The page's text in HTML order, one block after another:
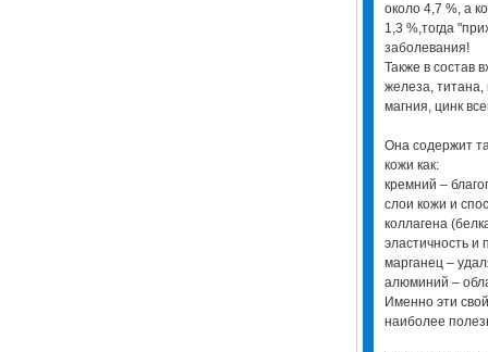
около 4,7 %, а
1,3 %,тогда
заболевания!
Также в состав
железа, титана,
магния, цинк
Она содержит
кожи как:
кремний –
слои кожи и
коллагена
эластичность и
марганец –
алюминий –
Именно эти
наиболее